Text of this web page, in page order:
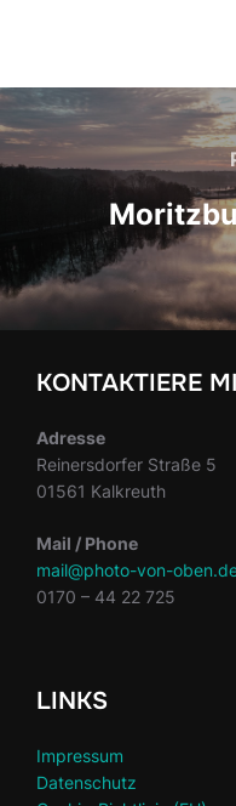
KONTAKTIERE
Adresse
Reinersdorfer Straße 5
01561 Kalkreuth
Mail / Phone
mail@photo-von-
0170 – 44 22 725
LINKS
Impressum
Datenschutz